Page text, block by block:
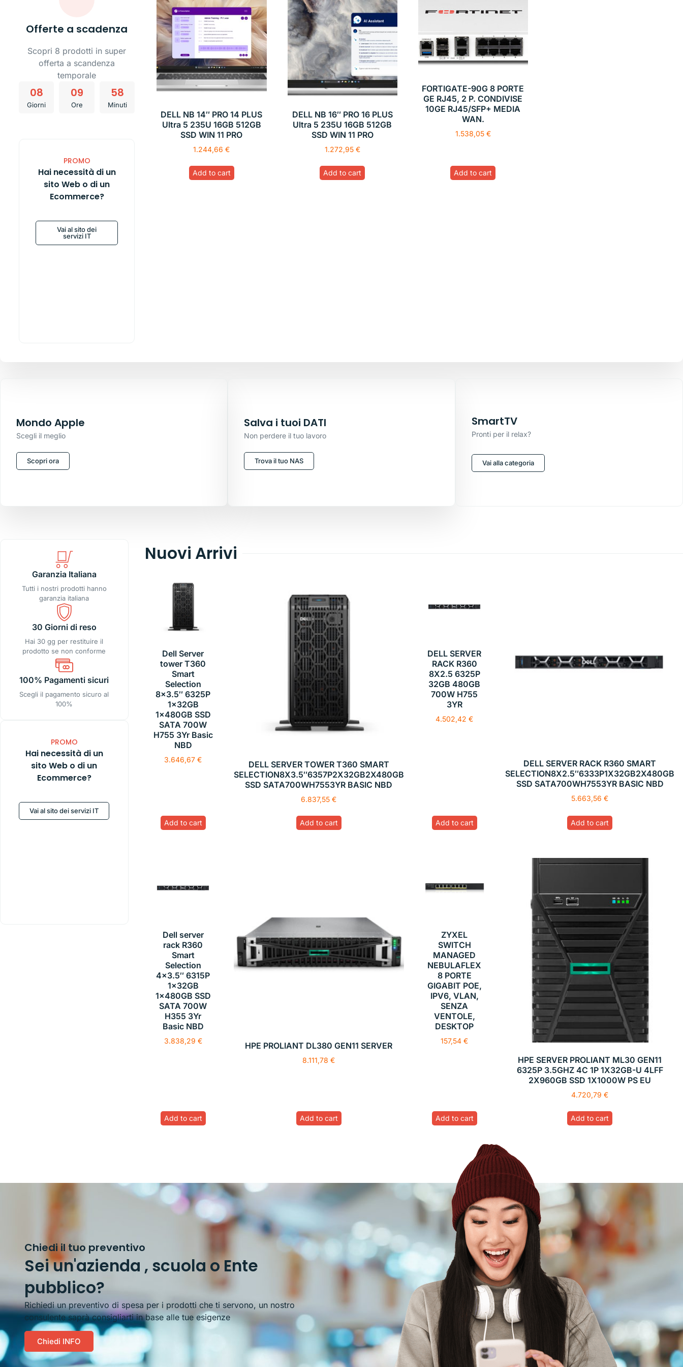
Offerte a scadenza
Scopri 8 prodotti in super
offerta a scandenza
temporale
08
Giorni
09
Ore
58
Minuti
PROMO
Hai necessità di un
sito Web o di un
Ecommerce?
Vai al sito dei
servizi IT
DELL NB 14″ PRO 14 PLUS
Ultra 5 235U 16GB 512GB
SSD WIN 11 PRO
1.244,66€
Add to cart
DELL NB 16″ PRO 16 PLUS
Ultra 5 235U 16GB 512GB
SSD WIN 11 PRO
1.272,95 €
Add to cart
FORTIGATE-90G 8 PORTE
GE RJ45, 2 P. CONDIVISE
10GE RJ45/SFP+ MEDIA
WAN.
1.538,05 €
Add to cart
Mondo Apple
Scegli il meglio
Scopri ora
Salva i tuoi DATI
Non perdere il tuo lavoro
Trova il tuo NAS
SmartTV
Pronti per il relax?
Vai alla categoria
Garanzia Italiana
Tutti i nostri prodotti hanno
garanzia italiana
30 Giorni di reso
Hai 30 gg per restituire il
prodotto se non conforme
100% Pagamenti sicuri
Scegli il pagamento sicuro al
100%
PROMO
Hai necessità di un
sito Web o di un
Ecommerce?
Vai al sito dei servizi IT
Nuovi Arrivi
Dell Server
tower T360
Smart
Selection
8×3.5″ 6325P
1x32GB
1x480GB SSD
SATA 700W
H755 3Yr Basic
NBD
3.646,67€
Add to cart
DELL SERVER TOWER T360 SMART
SELECTION8X3.5″6357P2X32GB2X480GB
SSD SATA700WH7553YR BASIC NBD
6.837,55€
Add to cart
DELL SERVER
RACK R360
8X2.5 6325P
32GB 480GB
700W H755
3YR
4.502,42€
Add to cart
DELL SERVER RACK R360 SMART
SELECTION8X2.5″6333P1X32GB2X480GB
SSD SATA700WH7553YR BASIC NBD
5.663,56 €
Add to cart
Dell server
rack R360
Smart
Selection
4×3.5″ 6315P
1x32GB
1x480GB SSD
SATA 700W
H355 3Yr
Basic NBD
3.838,29 €
Add to cart
HPE PROLIANT DL380 GEN11 SERVER
8.111,78€
Add to cart
ZYXEL
SWITCH
MANAGED
NEBULAFLEX
8 PORTE
GIGABIT POE,
IPV6, VLAN,
SENZA
VENTOLE,
DESKTOP
157,54€
Add to cart
HPE SERVER PROLIANT ML30 GEN11
6325P 3.5GHZ 4C 1P 1X32GB-U 4LFF
2X960GB SSD 1X1000W PS EU
4.720,79 €
Add to cart
Chiedi il tuo preventivo
Sei un'azienda , scuola o Ente
pubblico?
Richiedi un preventivo di spesa per i prodotti che ti servono, un nostro
consulente saprà consigliarti in base alle tue esigenze
Chiedi INFO